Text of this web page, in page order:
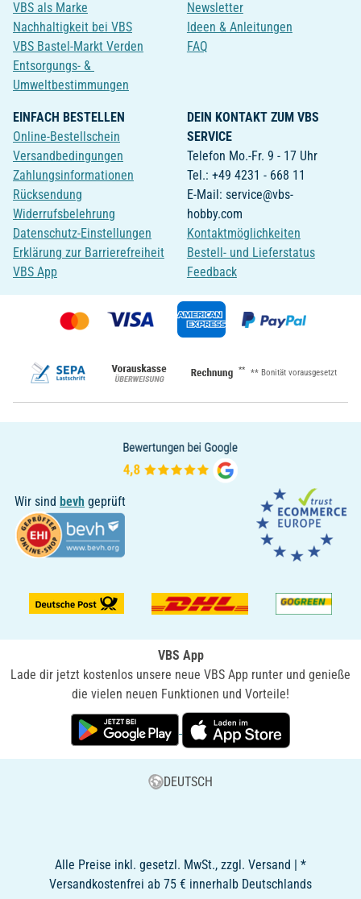
VBS als Marke
Nachhaltigkeit bei VBS
VBS Bastel-Markt Verden
Entsorgungs- &
Umweltbestimmungen
Newsletter
Ideen & Anleitungen
FAQ
EINFACH BESTELLEN
Online-Bestellschein
Versandbedingungen
Zahlungsinformationen
Rücksendung
Widerrufsbelehrung
Datenschutz-Einstellungen
Erklärung zur Barrierefreiheit
VBS App
DEIN KONTAKT ZUM VBS
SERVICE
Telefon Mo.-Fr. 9 - 17 Uhr
Tel.: +49 4231 - 668 11
E-Mail: service@vbs-
hobby.com
Kontaktmöglichkeiten
Bestell- und Lieferstatus
Feedback
** ** Bonität vorausgesetzt
Wir sind bevh geprüft
VBS App
Lade dir jetzt kostenlos unsere neue VBS App runter und genieße
die vielen neuen Funktionen und Vorteile!
DEUTSCH
Alle Preise inkl. gesetzl. MwSt., zzgl. Versand | *
Versandkostenfrei ab 75 € innerhalb Deutschlands